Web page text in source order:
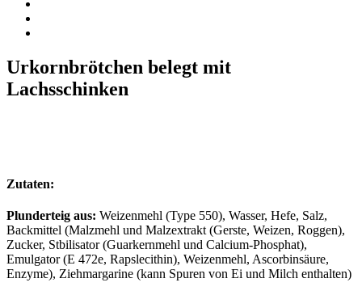
Urkornbrötchen belegt mit
Lachsschinken
Zutaten:
Plunderteig aus: Weizenmehl (Type 550), Wasser, Hefe, Salz,
Backmittel (Malzmehl und Malzextrakt (Gerste, Weizen, Roggen),
Zucker, Stbilisator (Guarkernmehl und Calcium-Phosphat),
Emulgator (E 472e, Rapslecithin), Weizenmehl, Ascorbinsäure,
Enzyme), Ziehmargarine (kann Spuren von Ei und Milch enthalten)